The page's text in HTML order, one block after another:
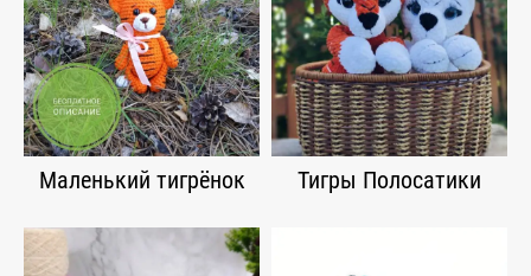
Маленький тигрёнок Тигры Полосатики